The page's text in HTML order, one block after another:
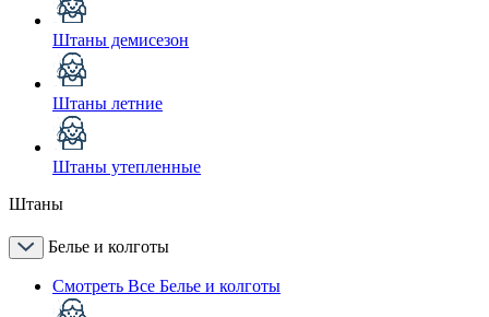
Штаны демисезон
Штаны летние
Штаны утепленные
Штаны
Белье и колготы
Смотреть Все Белье и колготы